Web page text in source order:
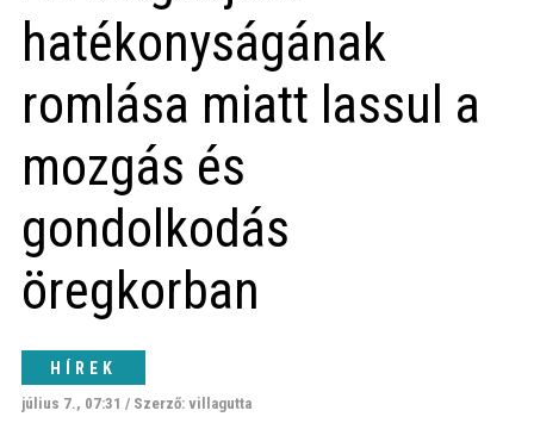
Vállalkozások és
szolgáltatások
Napi menü
Közigazgatás
Időjárás
hatékonyságának
romlása miatt lassul a
mozgás és
gondolkodás
öregkorban
HÍREK
július 7., 07:31 / Szerző: villagutta